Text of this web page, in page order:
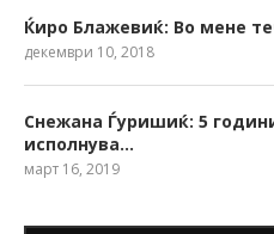
Ќиро Блажевиќ: Во мене
декември 10, 2018
Снежана Ѓуришиќ: 5
исполнува…
март 16, 2019